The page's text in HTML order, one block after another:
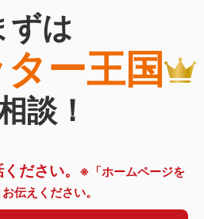
ずは
ー王国
談！
ださい。
※「ホームページを
伝えください。